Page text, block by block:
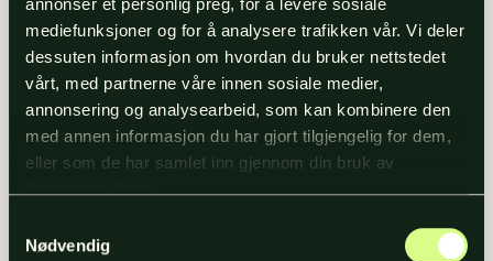
annonser et personlig preg, for å levere sosiale
mediefunksjoner og for å analysere trafikken vår. Vi deler
dessuten informasjon om hvordan du bruker nettstedet
vårt, med partnerne våre innen sosiale medier,
annonsering og analysearbeid, som kan kombinere den
med annen informasjon du har gjort tilgjengelig for dem,
eller som de har samlet inn gjennom din bruk av
Nødvendig
Fra produksjon av trykksaker til grafisk
design og visuelle identiteter, nettsider,
digital markedsføring og kreative
konsepter – her ser du hva vi har jobbet
med i det siste.
Se alle arbeider